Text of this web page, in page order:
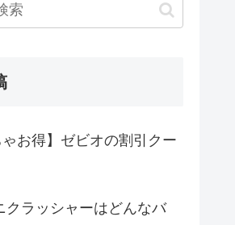
ゃお得】ゼビオの割引クー
クラッシャーはどんなバ